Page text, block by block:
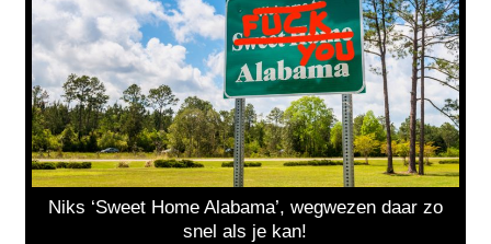
Niks ‘Sweet Home Alabama’, wegwezen daar zo
snel als je kan!